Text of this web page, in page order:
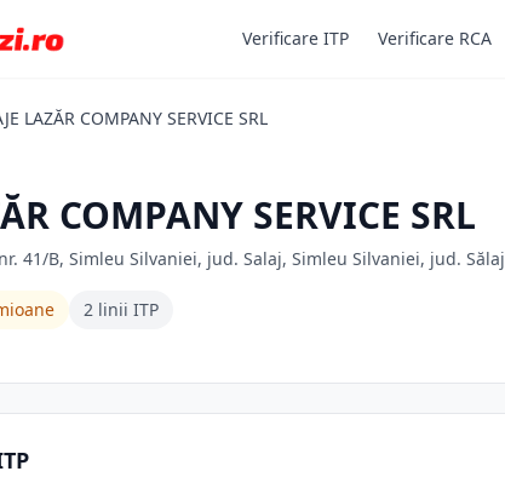
Verificare ITP Verificare RCA
LAZĂR COMPANY SERVICE SRL
COMPANY SERVICE SRL
41/B, Simleu Silvaniei, jud. Salaj, Simleu Silvaniei, jud. Sălaj
2 linii ITP